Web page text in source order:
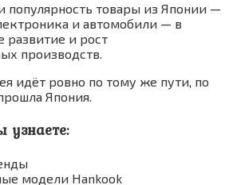
популярность товары из Японии —
и автомобили — в
развитие и рост
производств.
идёт ровно по тому же пути, по
Япония.
узнаете:
модели Hankook